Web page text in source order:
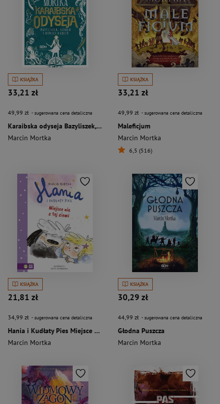
KSIĄŻKA
33,21 zł
49,99 zł - sugerowana cena detaliczna
Karaibska odyseja Bazyliszek, sztorm i morski kamień
Marcin Mortka
KSIĄŻKA
33,21 zł
49,99 zł - sugerowana cena detaliczna
Maleficjum
Marcin Mortka
6,5 (516)
KSIĄŻKA
21,81 zł
34,99 zł - sugerowana cena detaliczna
Hania i Kudłaty Pies Miejsce nie z tej ziemi
Marcin Mortka
KSIĄŻKA
30,29 zł
44,99 zł - sugerowana cena detaliczna
Głodna Puszcza
Marcin Mortka